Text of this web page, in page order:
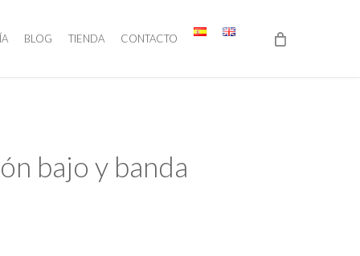
BLOG TIENDA CONTACTO
bajo y banda